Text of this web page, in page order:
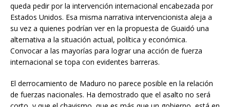
queda pedir por la intervención internacional encabezada por
Estados Unidos. Esa misma narrativa intervencionista aleja a
su vez a quienes podrían ver en la propuesta de Guaidó una
alternativa a la situación actual, política y económica.
Convocar a las mayorías para lograr una acción de fuerza
internacional se topa con evidentes barreras.
El derrocamiento de Maduro no parece posible en la relación
de fuerzas nacionales. Ha demostrado que el asalto no será